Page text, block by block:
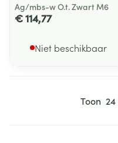
Ag/mbs-w O.t. Zwart M6
€ 114,77
Niet beschikbaar
Toon